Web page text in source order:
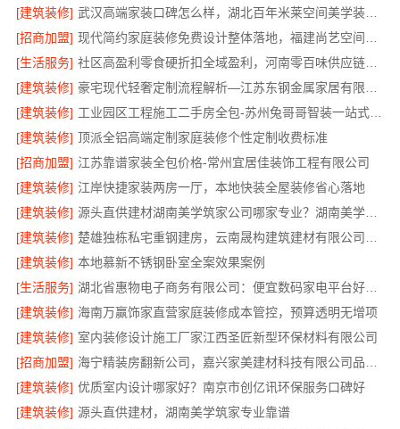
[建筑装修]
武汉高端家装口碑怎么样，湖北百年米莱空间美学装饰材料有限公司
[招商加盟]
[生活服务]
社区高盈利零食硬折扣全域盈利，河南零百味供应链有限公司
[建筑装修]
[建筑装修]
工业园区工程施工二手房全包-苏州兔哥哥智装一站式服务
[建筑装修] 顶派全铝高端定制家庭装修个性定制收费标准
[招商加盟] 江苏靠谱家装全包价格-常州宜居佳装饰工程有限公司
[建筑装修] 江岸快捷家装两房一厅，本地快装全屋装修省心落地
[建筑装修]
源头直供建材湖南美学筑家公司哪家专业？湖南美学筑家建材有限公司
[建筑装修]
[建筑装修] 本地慕新不锈钢卧室全案效果案例
[生活服务]
湖北省惠物电子商务有限公司：便宜数码家电平台好不好
[建筑装修] 海南万赢饰家直营家庭装修成本管控，预算透明无增项
[建筑装修] 室内装修设计施工厂家江西圣匠新型环保材料有限公司
[招商加盟]
[建筑装修] 优质室内设计哪家好？南京市创亿讯环保服务口碑好
[建筑装修] 源头直供建材，湖南美学筑家专业靠谱